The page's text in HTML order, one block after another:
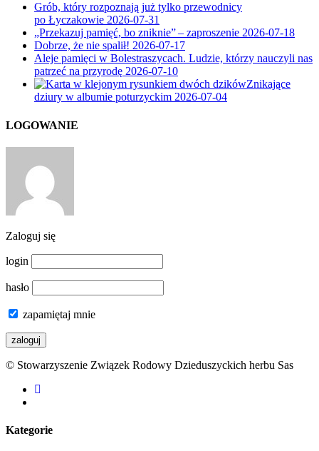
Grób, który rozpoznają już tylko przewodnicy
po Łyczakowie 2026-07-31
„Przekazuj pamięć, bo zniknie” – zaproszenie 2026-07-18
Dobrze, że nie spalił! 2026-07-17
Aleje pamięci w Bolestraszycach. Ludzie, którzy nauczyli nas
patrzeć na przyrodę 2026-07-10
Znikające
dziury w albumie poturzyckim 2026-07-04
LOGOWANIE
Zaloguj się
login
hasło
zapamiętaj mnie
© Stowarzyszenie Związek Rodowy Dzieduszyckich herbu Sas
facebook
Kategorie